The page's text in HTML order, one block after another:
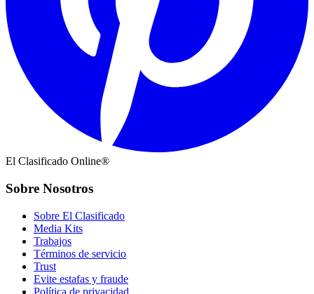
El Clasificado Online®
Sobre Nosotros
Sobre El Clasificado
Media Kits
Trabajos
Términos de servicio
Trust
Evite estafas y fraude
Política de privacidad